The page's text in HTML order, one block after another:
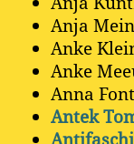
Anja
Anke
Anke
Anna
Antek